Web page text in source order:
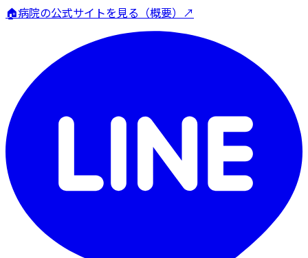
🏠病院の公式サイトを見る（概要）↗